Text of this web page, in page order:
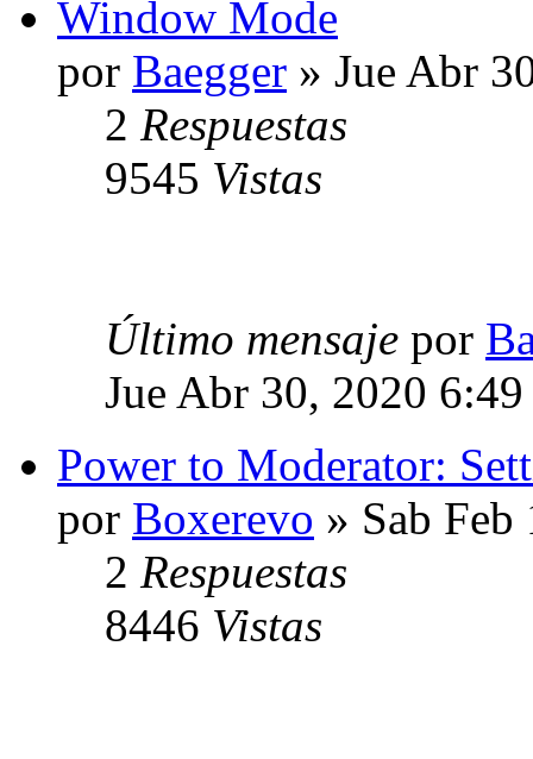
Window Mode
por Baegger » Jue Abr
2 Respuestas
9545 Vistas
Último mensaje por
Jue Abr 30, 2020
Power to Moderator:
por Boxerevo » Sab
2 Respuestas
8446 Vistas